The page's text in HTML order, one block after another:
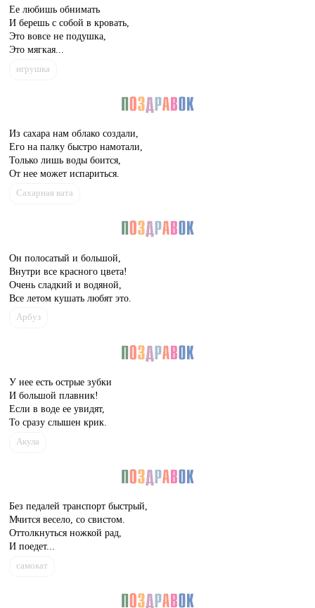
Ее любишь обнимать
И берешь с собой в кровать,
Это вовсе не подушка,
Это мягкая...
игрушка
Из сахара нам облако создали,
Его на палку быстро намотали,
Только лишь воды боится,
От нее может испариться.
Сахарная вата
Он полосатый и большой,
Внутри все красного цвета!
Очень сладкий и водяной,
Все летом кушать любят это.
Арбуз
У нее есть острые зубки
И большой плавник!
Если в воде ее увидят,
То сразу слышен крик.
Акула
Без педалей транспорт быстрый,
Мчится весело, со свистом.
Оттолкнуться ножкой рад,
И поедет...
самокат